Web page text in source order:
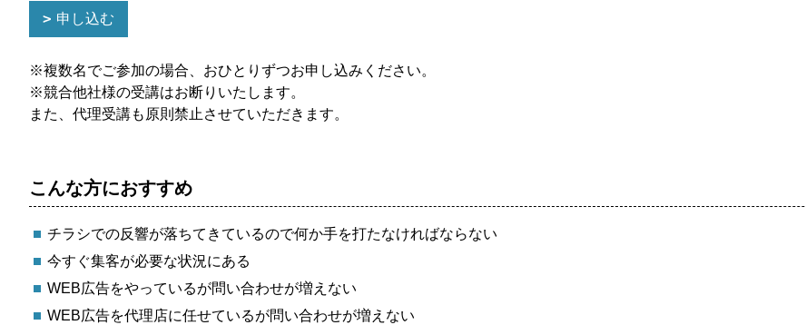
申し込む
※複数名でご参加の場合、おひとりずつお申し込みください。
※競合他社様の受講はお断りいたします。
また、代理受講も原則禁止させていただきます。
こんな方におすすめ
チラシでの反響が落ちてきているので何か手を打たなければならない
今すぐ集客が必要な状況にある
WEB広告をやっているが問い合わせが増えない
WEB広告を代理店に任せているが問い合わせが増えない